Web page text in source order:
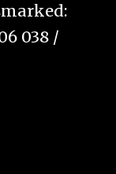
038 /